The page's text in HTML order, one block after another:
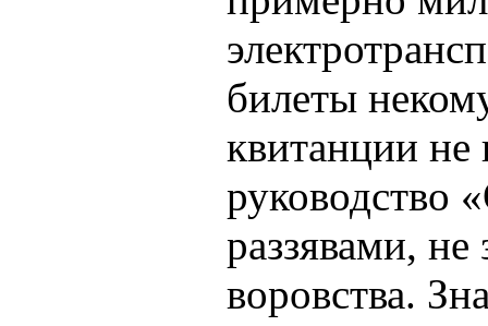
билеты
квитанции
руководство
раззявами,
воровства.